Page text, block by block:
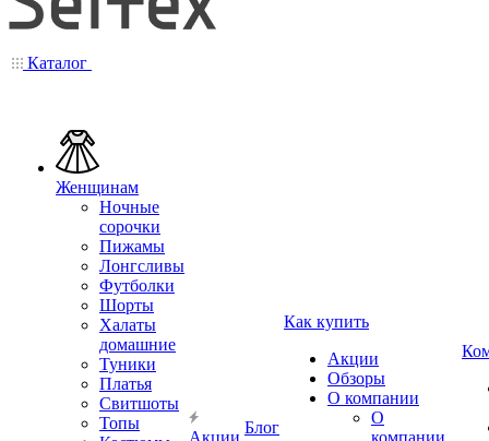
Каталог
Женщинам
Ночные
сорочки
Пижамы
Лонгсливы
Футболки
Шорты
Халаты
домашние
Туники
Платья
Свитшоты
Топы
Акции
Блог
Как купить
Акции
Обзоры
О компании
О
компании